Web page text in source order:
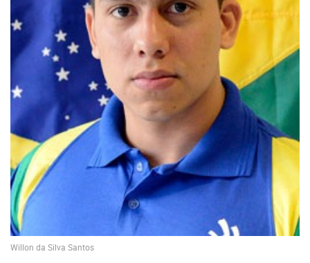
Willon da Silva Santos